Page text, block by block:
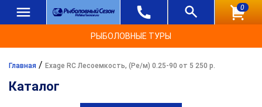
0
РЫБОЛОВНЫЕ ТУРЫ
Главная / Exage RC Лесоемкость, (Ре/м) 0.25-90 от 5 250 р.
Каталог